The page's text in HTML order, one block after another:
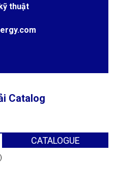
thuật
Catalog
CATALOGUE